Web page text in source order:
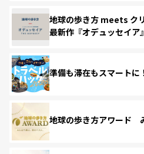
地球の歩き方 meets ク
最新作『オデュッセイア』
準備も滞在もスマート
地球の歩き方アワード